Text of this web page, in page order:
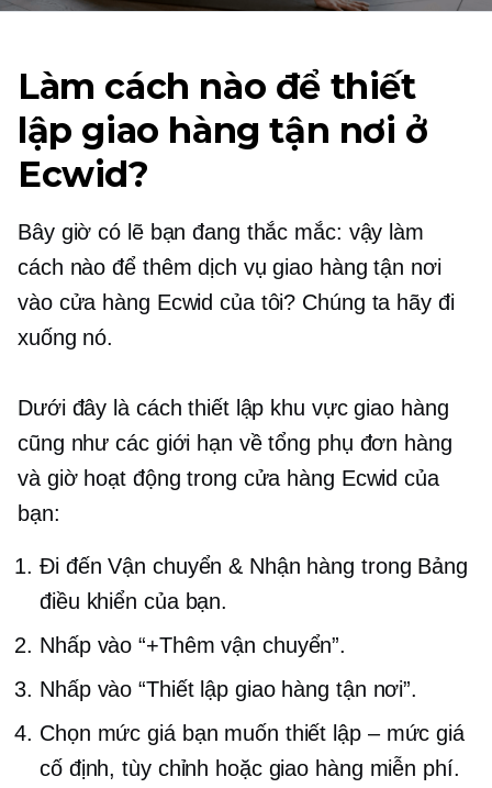
Làm cách nào để thiết
lập giao hàng tận nơi ở
Ecwid?
Bây giờ có lẽ bạn đang thắc mắc: vậy làm
cách nào để thêm dịch vụ giao hàng tận nơi
vào cửa hàng Ecwid của tôi? Chúng ta hãy đi
xuống nó.
Dưới đây là cách thiết lập khu vực giao hàng
cũng như các giới hạn về tổng phụ đơn hàng
và giờ hoạt động trong cửa hàng Ecwid của
bạn:
Đi đến Vận chuyển & Nhận hàng trong Bảng
điều khiển của bạn.
Nhấp vào “+Thêm vận chuyển”.
Nhấp vào “Thiết lập giao hàng tận nơi”.
Chọn mức giá bạn muốn thiết lập –mức giá
cố định, tùy chỉnh hoặc giao hàng miễn phí.